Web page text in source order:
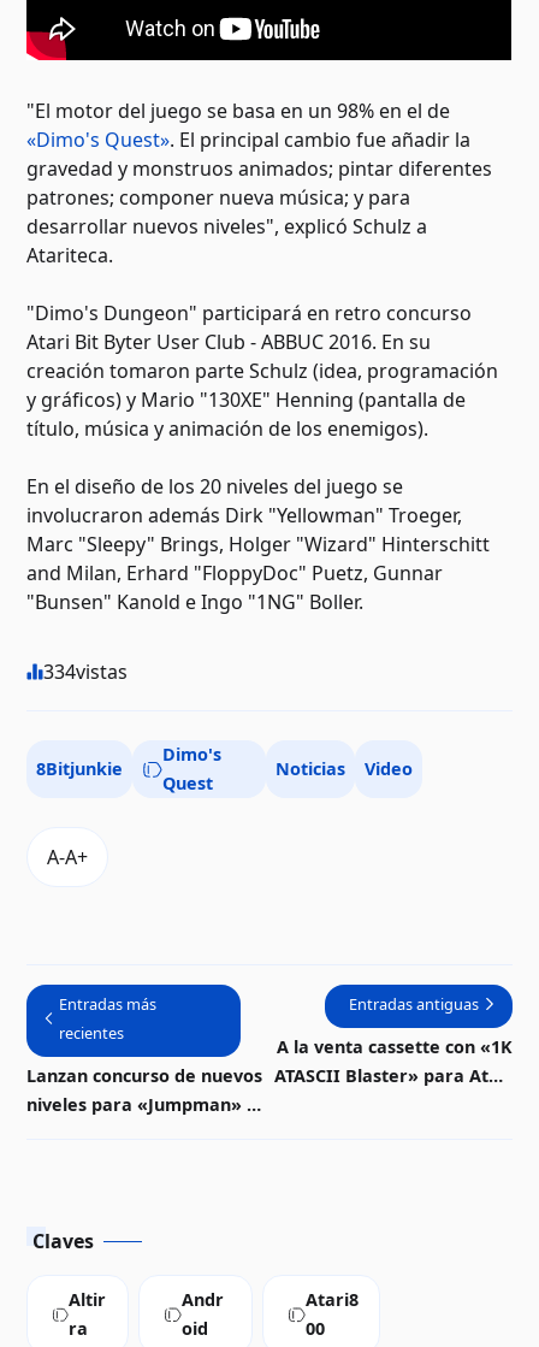
"El motor del juego se basa en un 98% en el de
«Dimo's Quest». El principal cambio fue añadir la
gravedad y monstruos animados; pintar diferentes
patrones; componer nueva música; y para
desarrollar nuevos niveles", explicó Schulz a
Atariteca.
"Dimo's Dungeon" participará en retro concurso
Atari Bit Byter User Club - ABBUC 2016. En su
creación tomaron parte Schulz (idea, programación
y gráficos) y Mario "130XE" Henning (pantalla de
título, música y animación de los enemigos).
En el diseño de los 20 niveles del juego se
involucraron además Dirk "Yellowman" Troeger,
Marc "Sleepy" Brings, Holger "Wizard" Hinterschitt
and Milan, Erhard "FloppyDoc" Puetz, Gunnar
"Bunsen" Kanold e Ingo "1NG" Boller.
334vistas
8Bitjunkie
Dimo's
Quest
Noticias Video
Entradas más
recientes
Lanzan concurso de nuevos
niveles para «Jumpman» en
Entradas antiguas
A la venta cassette con «1K
ATASCII Blaster» para Atari
Claves
Altir
ra
Andr
oid
Atari8
00